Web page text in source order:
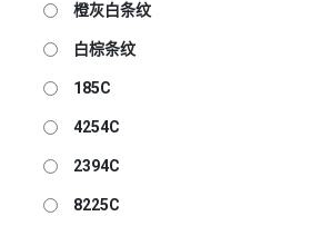
橙灰白条纹
白棕条纹
185C
4254C
2394C
8225C